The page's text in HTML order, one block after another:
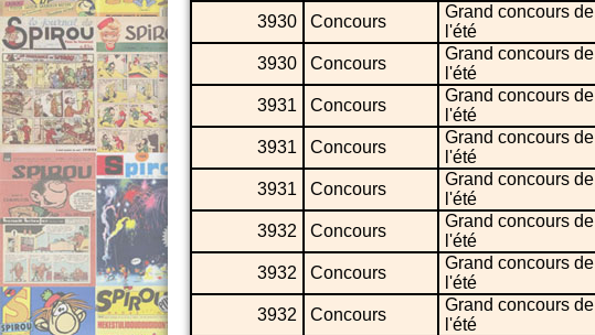
3930 Concours
Grand concours de
l'été
3930 Concours
Grand concours de
l'été
3931
Concours
Grand concours de
l'été
3931 Concours
Grand concours de
l'été
3931 Concours
Grand concours de
l'été
3932 Concours
Grand concours de
l'été
3932 Concours
Grand concours de
l'été
3932 Concours
Grand concours de
l'été